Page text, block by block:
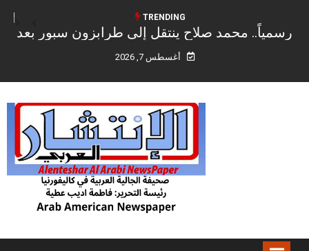
TRENDING
رسمياً.. محمد صلاح ينتقل إلى طرابزون سبور بعد
نهاية رحلته التاريخية مع ليفربول
أغسطس 7, 2026